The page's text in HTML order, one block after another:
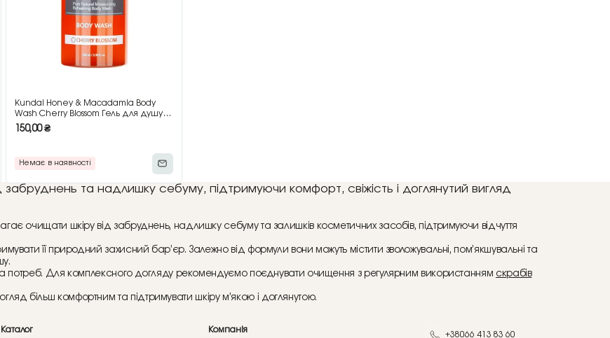
та надлишку себуму, підтримуючи комфорт, свіжість і доглянутий вигляд
очищати шкіру від забруднень, надлишку себуму та залишків косметичних засобів, підтримуючи відчуття
її природний захисний бар’єр. Залежно від формули вони можуть містити зволожувальні, пом’якшувальні та
потреб. Для комплексного догляду рекомендуємо поєднувати очищення з регулярним використанням скрабів
більш комфортним та підтримувати шкіру м’якою і доглянутою.
Kundal Honey & Macadamia Body
Wash Cherry Blossom Гель для душу з
ароматом вишневого цвіту, 100 мл
150,00₴
Немає в наявності
Каталог Компанія
+38066 413 83 60